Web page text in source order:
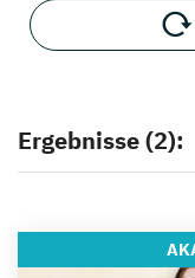
Ergebnisse (2):